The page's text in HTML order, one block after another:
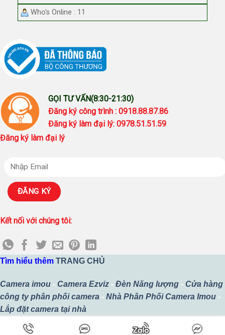
Who's Online : 11
GỌI TƯ VẤN(8:30-21:30)
Đăng ký công trình : 0918.88.87.86
Đăng ký làm đại lý: 0978.51.51.59
Đăng ký làm đại lý
Kết nối với chúng tôi:
Tìm hiểu thêm TRANG CHỦ
Camera imou - Camera Ezviz - Đèn Năng lượng - Cửa hàng
công ty phân phối camera - Nhà Phân Phối Camera Imou -
Lắp đặt camera tại nhà